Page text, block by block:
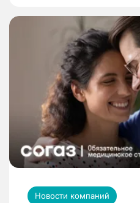
Новости компаний